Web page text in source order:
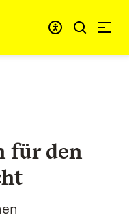
für den